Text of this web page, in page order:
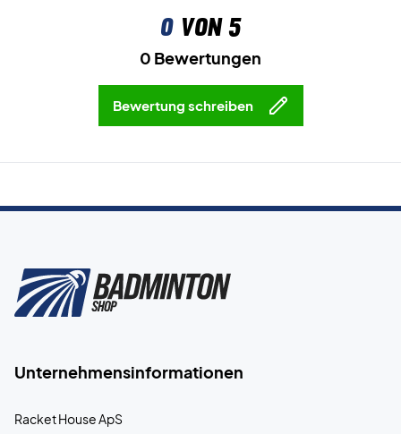
0von 5
0 Bewertungen
Bewertung schreiben
Unternehmensinformationen
Racket House ApS